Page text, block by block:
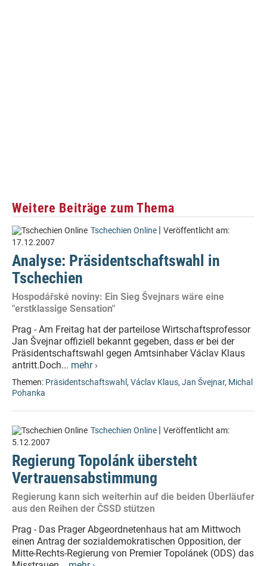
Weitere Beiträge zum Thema
Tschechien Online | Veröffentlicht am:
17.12.2007
Analyse: Präsidentschaftswahl in
Tschechien
Hospodářské noviny: Ein Sieg Švejnars wäre eine
"erstklassige Sensation"
Prag - Am Freitag hat der parteilose Wirtschaftsprofessor
Jan Švejnar offiziell bekannt gegeben, dass er bei der
Präsidentschaftswahl gegen Amtsinhaber Václav Klaus
antritt.Doch... mehr ›
Themen: Präsidentschaftswahl , Václav Klaus, Jan Švejnar, Michal
Pohanka
Tschechien Online | Veröffentlicht am:
5.12.2007
Regierung Topolánk übersteht
Vertrauensabstimmung
Regierung kann sich weiterhin auf die beiden Überläufer
aus den Reihen der ČSSD stützen
Prag - Das Prager Abgeordnetenhaus hat am Mittwoch
einen Antrag der sozialdemokratischen Opposition, der
Mitte-Rechts-Regierung von Premier Topolánek (ODS) das